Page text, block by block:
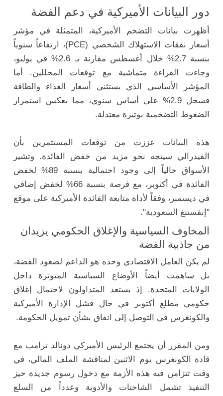
دور البيانات الأميركية في دعم الفضة
أظهرت بيانات التضخم الأميركية، المتمثلة في مؤشر
أسعار نفقات الاستهلاك الشخصي (PCE)، ارتفاعاً سنوياً
بنسبة 2.7% خلال أغسطس مقارنة بـ 2.6% في يوليو،
وجاءت القراءة متماشية مع توقعات المحللين. أما
المؤشر الأساسي الذي يستثني أسعار الغذاء والطاقة
فسجل 2.9% على أساس سنوي، مما يعكس استمرار
الضغوط التضخمية بوتيرة معتدلة.
هذه البيانات عززت من توقعات المستثمرين بأن
الفيدرالي سيتجه نحو مزيد من خفض الفائدة. وتشير
الأسواق حالياً إلى وجود احتمالية بنسبة 89% لخفض
الفائدة في أكتوبر، مع فرصة بنسبة 66% لخفض إضافي
في ديسمبر، وفقاً لأداة متابعة الفائدة الأميركية على موقع
"إنفستنغ السعودية".
المخاوف السياسية والإغلاق الحكومي يزيدان
من جاذبية الفضة
لم يكن العامل الاقتصادي وحده هو الداعم لصعود الفضة،
بل ساهمت أيضاً الأوضاع السياسية المتوترة داخل
الولايات المتحدة. إذ يستعد المتداولون لاحتمال إغلاق
حكومي مطلع أكتوبر في حال فشل الإدارة الأميركية
والكونغرس في التوصل إلى اتفاق بشأن تمويل الحكومة.
ومن المقرر أن يجتمع الرئيس الأميركي دونالد ترامب مع
قادة الكونغرس يوم الاثنين لمناقشة الملف المالي، في
وقت تتزامن فيه هذه الأزمة مع دخول رسوم جديدة حيز
التنفيذ تشمل الشاحنات والأدوية وعدداً من السلع